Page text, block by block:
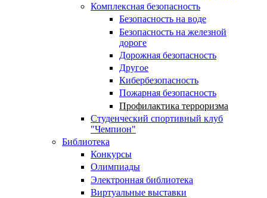
Комплексная безопасность
Безопасность на воде
Безопасность на железной
дороге
Дорожная безопасность
Другое
Кибербезопасность
Пожарная безопасность
Профилактика терроризма
Студенческий спортивный клуб
"Чемпион"
Библиотека
Конкурсы
Олимпиады
Электронная библиотека
Виртуальные выставки